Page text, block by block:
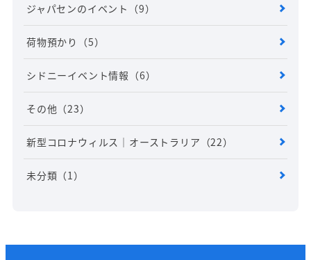
ジャパセンのイベント （9）
荷物預かり （5）
シドニーイベント情報 （6）
その他 （23）
新型コロナウィルス｜オーストラリア （22）
未分類 （1）